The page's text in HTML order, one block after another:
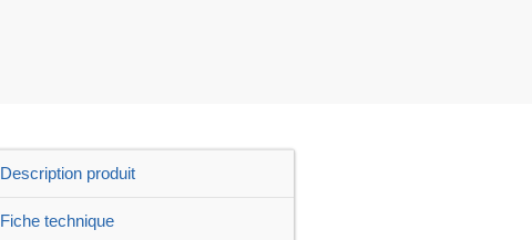
Description produit
Fiche technique